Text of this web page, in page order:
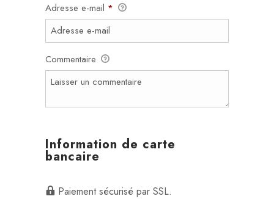
Adresse e-mail *
Commentaire
Information de carte
bancaire
Paiement sécurisé par SSL.